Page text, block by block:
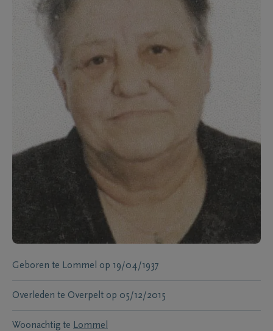
Geboren te Lommel op 19/04/1937
Overleden te Overpelt op 05/12/2015
Woonachtig te Lommel